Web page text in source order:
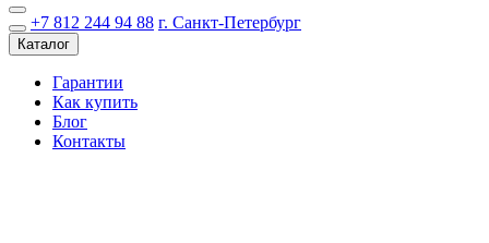
+7 812 244 94 88 г. Санкт-Петербург
Каталог
Гарантии
Как купить
Блог
Контакты